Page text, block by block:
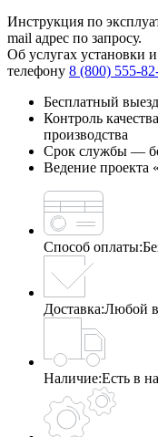
Инструкция по
mail адрес по запросу.
Об услугах установки
телефону 8 (800) 555-
Бесплатный
Контроль
производства
Срок службы —
Ведение проекта
Способ оплаты:
Доставка:Любой
Наличие:Есть в